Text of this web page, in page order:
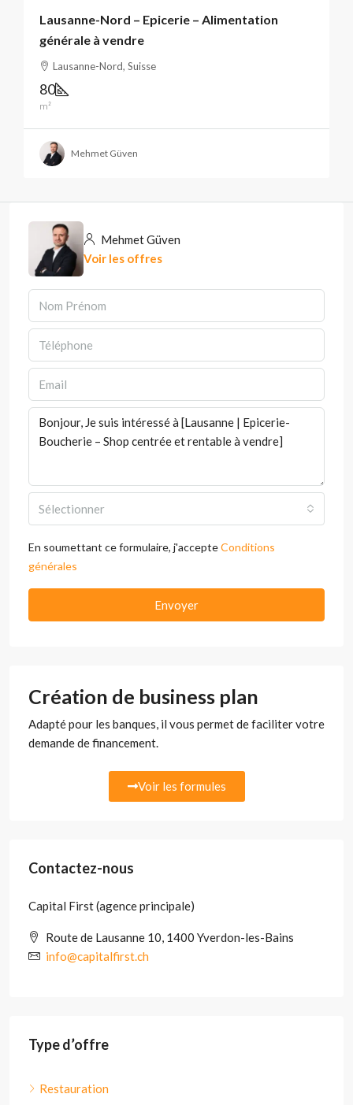
Lausanne-Nord – Epicerie – Alimentation
générale à vendre
Lausanne-Nord, Suisse
80
m²
Mehmet Güven
Mehmet Güven
Voir les offres
Sélectionner
En soumettant ce formulaire, j'accepteConditions
générales
Envoyer
Création de business plan
Adapté pour les banques, il vous permet de faciliter votre
demande de financement.
Voir les formules
Contactez-nous
Capital First (agence principale)
Route de Lausanne 10, 1400 Yverdon-les-Bains
info@capitalfirst.ch
Type d’offre
Restauration